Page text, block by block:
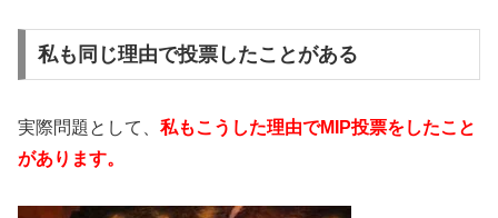
私も同じ理由で投票したことがある
実際問題として、 私もこうした理由でMIP投票をしたこと
があります。